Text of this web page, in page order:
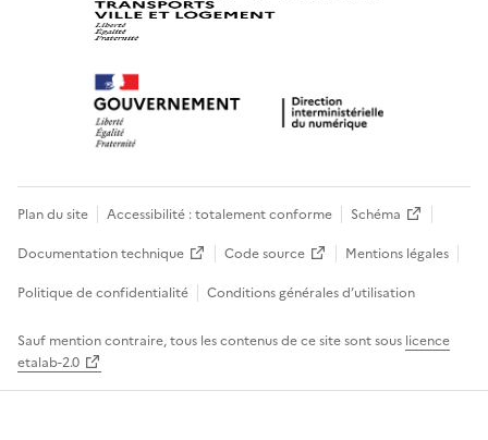
Plan du site Accessibilité : totalement conforme
Schéma
Documentation technique
Code source
Mentions légales
Politique de confidentialité
Conditions générales d’utilisation
Sauf mention contraire, tous les contenus de ce site sont sous licence
etalab-2.0